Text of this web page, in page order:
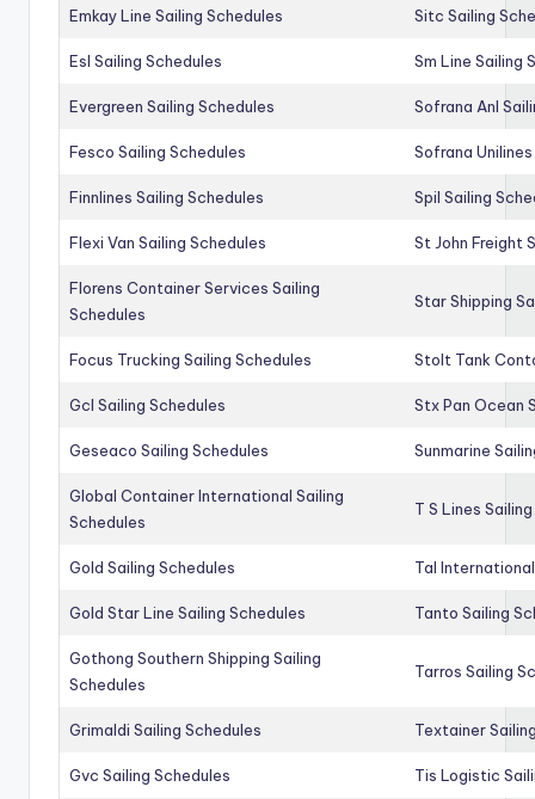
Emkay Line Sailing Schedules Sitc Sailing
Esl Sailing Schedules Sm Line Sailing
Evergreen Sailing Schedules Sofrana Anl
Fesco Sailing Schedules Sofrana
Finnlines Sailing Schedules Spil Sailing
Flexi Van Sailing Schedules St John Freight
Florens Container Services Sailing
Schedules
Star Shipping
Focus Trucking Sailing Schedules Stolt Tank
Gcl Sailing Schedules Stx Pan Ocean
Geseaco Sailing Schedules Sunmarine
Global Container International Sailing
Schedules
T S Lines
Gold Sailing Schedules Tal
Gold Star Line Sailing Schedules Tanto Sailing
Gothong Southern Shipping Sailing
Schedules
Tarros Sailing
Grimaldi Sailing Schedules Textainer
Gvc Sailing Schedules Tis Logistic